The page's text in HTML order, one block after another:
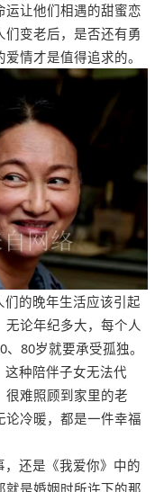
运让他们相遇的甜蜜恋
变老后，是否还有勇
情才是值得追求的。
的晚年生活应该引起
无论年纪多大，每个人
80岁就要承受孤独。
种陪伴子女无法代
难照顾到家里的老
论冷暖，都是一件幸福
还是《我爱你》中的